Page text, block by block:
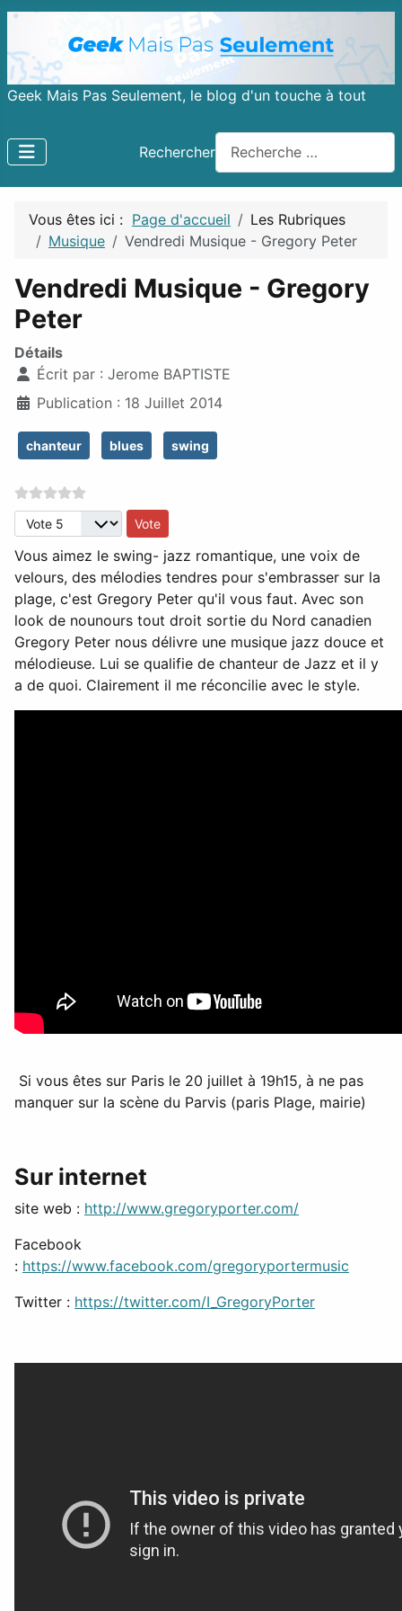
Geek Mais Pas Seulement, le blog d'un touche à tout
Rechercher
Vous êtes ici : Page d'accueil
Les Rubriques
Musique
Vendredi Musique - Gregory Peter
Vendredi Musique - Gregory
Peter
Détails
Écrit par : Jerome BAPTISTE
Publication : 18 Juillet 2014
chanteur blues swing
Veuillez voter
Vous aimez le swing- jazz romantique, une voix de
velours, des mélodies tendres pour s'embrasser sur la
plage, c'est Gregory Peter qu'il vous faut. Avec son
look de nounours tout droit sortie du Nord canadien
Gregory Peter nous délivre une musique jazz douce et
mélodieuse. Lui se qualifie de chanteur de Jazz et il y
a de quoi. Clairement il me réconcilie avec le style.
Si vous êtes sur Paris le 20 juillet à 19h15, à ne pas
manquer sur la scène du Parvis (paris Plage, mairie)
Sur internet
site web : http://www.gregoryporter.com/
Facebook
: https://www.facebook.com/gregoryportermusic
Twitter : https://twitter.com/I_GregoryPorter